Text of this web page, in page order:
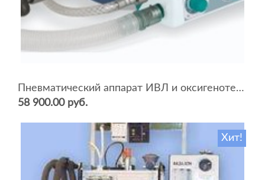
Пневматический аппарат ИВЛ и оксигенотерапии портативный АИВЛп-2/20-«ТМТ»
58 900.00 руб.
Хит!